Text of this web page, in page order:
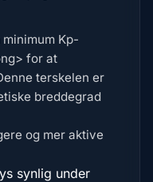
Kp-
for at
terskelen er
breddegrad
og mer aktive
synlig under